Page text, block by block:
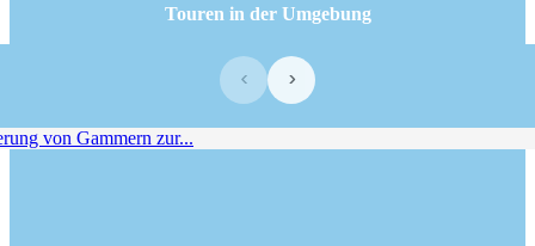
Touren in der Umgebung
‹ ›